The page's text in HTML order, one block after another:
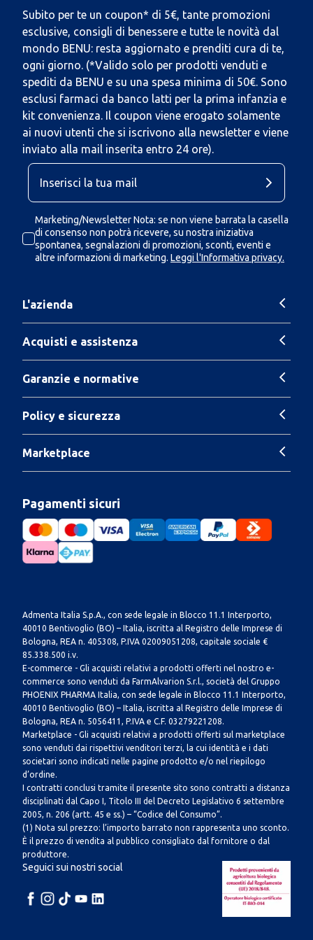
Subito per te un coupon* di 5€, tante promozioni
esclusive, consigli di benessere e tutte le novità dal
mondo BENU: resta aggiornato e prenditi cura di te,
ogni giorno. (*Valido solo per prodotti venduti e
spediti da BENU e su una spesa minima di 50€. Sono
esclusi farmaci da banco latti per la prima infanzia e
kit convenienza. Il coupon viene erogato solamente
ai nuovi utenti che si iscrivono alla newsletter e viene
inviato alla mail inserita entro 24 ore).
Marketing/Newsletter Nota: se non viene barrata la casella
di consenso non potrà ricevere, su nostra iniziativa
spontanea, segnalazioni di promozioni, sconti, eventi e
altre informazioni di marketing. Leggi l'Informativa privacy.
L'azienda
Acquisti e assistenza
Garanzie e normative
Policy e sicurezza
Marketplace
Pagamenti sicuri
Admenta Italia S.p.A., con sede legale in Blocco 11.1 Interporto,
40010 Bentivoglio (BO) – Italia, iscritta al Registro delle Imprese di
Bologna, REA n. 405308, P.IVA 02009051208, capitale sociale €
85.338.500 i.v.
E-commerce - Gli acquisti relativi a prodotti offerti nel nostro e-
commerce sono venduti da FarmAlvarion S.r.l., società del Gruppo
PHOENIX PHARMA Italia, con sede legale in Blocco 11.1 Interporto,
40010 Bentivoglio (BO) – Italia, iscritta al Registro delle Imprese di
Bologna, REA n. 5056411, P.IVA e C.F. 03279221208.
Marketplace - Gli acquisti relativi a prodotti offerti sul marketplace
sono venduti dai rispettivi venditori terzi, la cui identità e i dati
societari sono indicati nelle pagine prodotto e/o nel riepilogo
d’ordine.
I contratti conclusi tramite il presente sito sono contratti a distanza
disciplinati dal Capo I, Titolo III del Decreto Legislativo 6 settembre
2005, n. 206 (artt. 45 e ss.) – “Codice del Consumo”.
(1) Nota sul prezzo: l’importo barrato non rappresenta uno sconto.
È il prezzo di vendita al pubblico consigliato dal fornitore o dal
produttore.
Seguici sui nostri social